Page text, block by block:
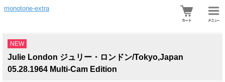
monotone-extra
NEW
Julie London ジュリー・ロンドン/Tokyo,Japan
05.28.1964 Multi-Cam Edition